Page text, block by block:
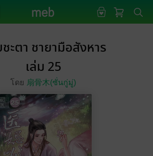
ะตา ชายามือสังหาร
เล่ม 25
โดย 扇骨木(ซั่นกู่มู่)